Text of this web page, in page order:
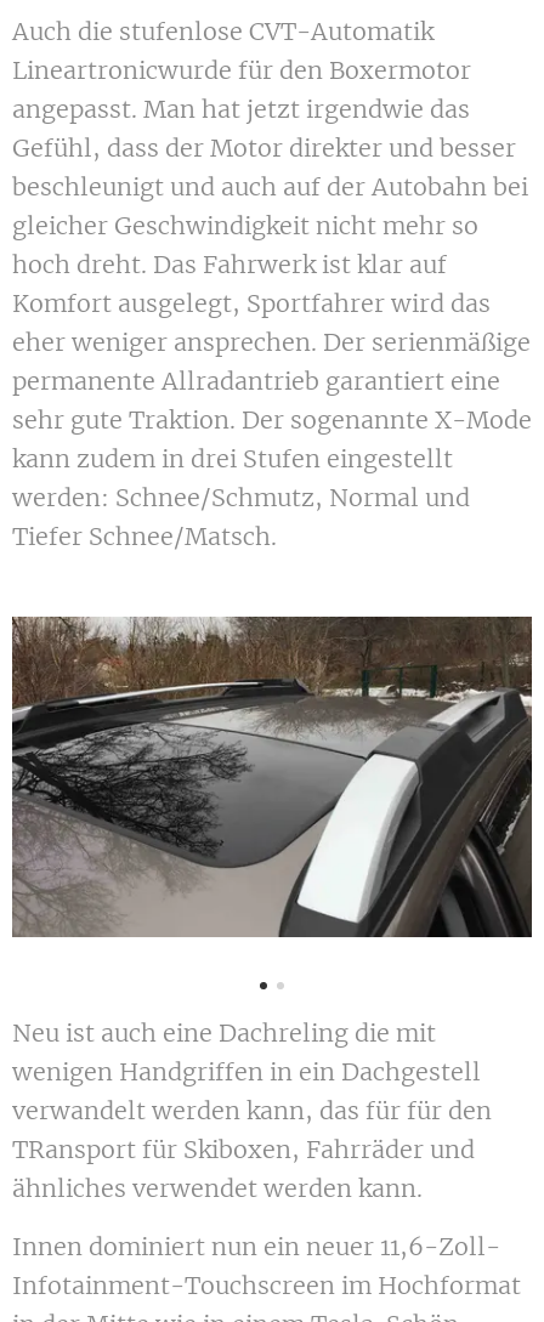
Auch die stufenlose CVT-Automatik
Lineartronicwurde für den Boxermotor
angepasst. Man hat jetzt irgendwie das
Gefühl, dass der Motor direkter und besser
beschleunigt und auch auf der Autobahn bei
gleicher Geschwindigkeit nicht mehr so
hoch dreht. Das Fahrwerk ist klar auf
Komfort ausgelegt, Sportfahrer wird das
eher weniger ansprechen. Der serienmäßige
permanente Allradantrieb garantiert eine
sehr gute Traktion. Der sogenannte X-Mode
kann zudem in drei Stufen eingestellt
werden: Schnee/Schmutz, Normal und
Tiefer Schnee/Matsch.
Neu ist auch eine Dachreling die mit
wenigen Handgriffen in ein Dachgestell
verwandelt werden kann, das für für den
TRansport für Skiboxen, Fahrräder und
ähnliches verwendet werden kann.
Innen dominiert nun ein neuer 11,6-Zoll-
Infotainment-Touchscreen im Hochformat